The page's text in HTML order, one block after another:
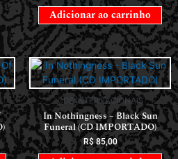
Adicionar ao carrinho
CDS INTERNACIONAIS
In Nothingness – Black Sun
Funeral (CD IMPORTADO)
R$85,00